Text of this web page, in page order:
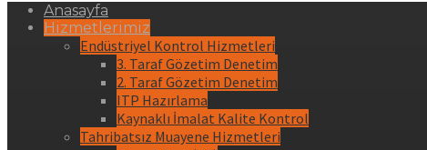
Anasayfa
Hizmetlerimiz
Endüstriyel Kontrol Hizmetleri
3. Taraf Gözetim Denetim
2. Taraf Gözetim Denetim
ITP Hazırlama
Kaynaklı İmalat Kalite Kontrol
Tahribatsız Muayene Hizmetleri